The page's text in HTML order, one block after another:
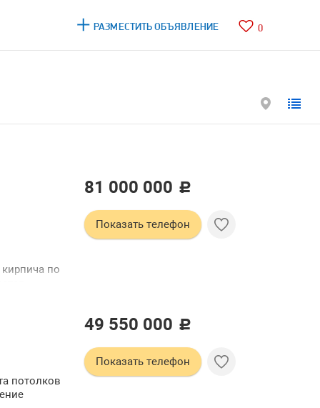
РАЗМЕСТИТЬ ОБЪЯВЛЕНИЕ 0
81 000 000 c
Показать телефон
по
черной
49 550 000 c
Показать телефон
потолков